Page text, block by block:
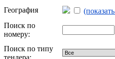
География
Поиск по
номеру:
Поиск по типу
тендера: